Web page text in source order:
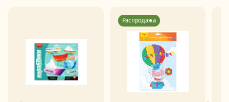
Распродажа